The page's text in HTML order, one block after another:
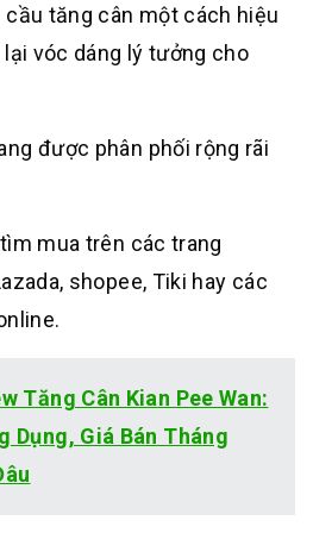
tăng cân một cách hiệu
lại vóc dáng lý tưởng cho
được phân phối rộng rãi
mua trên các trang
shopee, Tiki hay các
Tăng Cân Kian Pee Wan:
Dụng, Giá Bán Tháng